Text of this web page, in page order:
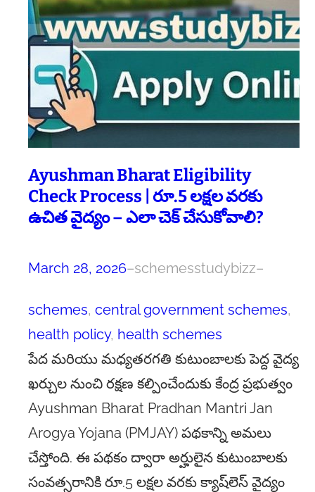
Ayushman Bharat Eligibility
Check Process | రూ.5 లక్షల వరకు
ఉచిత వైద్యం – ఎలా చెక్ చేసుకోవాలి?
March 28, 2026–schemesstudybizz–
schemes, central government schemes
health policy, health schemes
పేద మరియు మధ్యతరగతి కుటుంబాలకు పెద్ద వైద్య
ఖర్చుల నుంచి రక్షణ కల్పించేందుకు కేంద్ర ప్రభుత్వం
Ayushman Bharat Pradhan Mantri Jan
Arogya Yojana (PMJAY) పథకాన్ని అమలు
చేస్తోంది. ఈ పథకం ద్వారా అర్హులైన కుటుంబాలకు
సంవత్సరానికి రూ.5 లక్షల వరకు క్యాష్‌లెస్ వైద్యం